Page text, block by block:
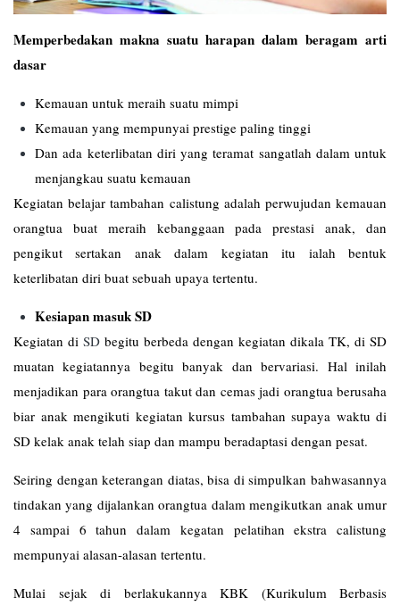
Memperbedakan makna suatu harapan dalam beragam arti
dasar
Kemauan untuk meraih suatu mimpi
Kemauan yang mempunyai prestige paling tinggi
Dan ada keterlibatan diri yang teramat sangatlah dalam untuk
menjangkau suatu kemauan
Kegiatan belajar tambahan calistung adalah perwujudan kemauan
orangtua buat meraih kebanggaan pada prestasi anak, dan
pengikut sertakan anak dalam kegiatan itu ialah bentuk
keterlibatan diri buat sebuah upaya tertentu.
Kesiapan masuk SD
Kegiatan di SD begitu berbeda dengan kegiatan dikala TK, di SD
muatan kegiatannya begitu banyak dan bervariasi. Hal inilah
menjadikan para orangtua takut dan cemas jadi orangtua berusaha
biar anak mengikuti kegiatan kursus tambahan supaya waktu di
SD kelak anak telah siap dan mampu beradaptasi dengan pesat.
Seiring dengan keterangan diatas, bisa di simpulkan bahwasannya
tindakan yang dijalankan orangtua dalam mengikutkan anak umur
4 sampai 6 tahun dalam kegatan pelatihan ekstra calistung
mempunyai alasan-alasan tertentu.
Mulai sejak di berlakukannya KBK (Kurikulum Berbasis